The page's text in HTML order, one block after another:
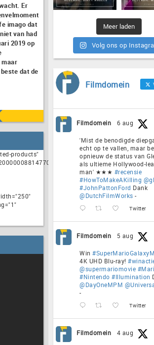
Er
imago dat
van had
2019 op
dat de
products"
Meer laden
Volg ons op
Filmdomein
Filmdomein 6 aug
'Mist de benodigde
echt op te vallen, maar
opnieuw de status van
als ultieme Hollywood-
man' ★★★ #recensie
#HowToMakeAKilling
#JohnPattonFord Dank
@DutchFilmWorks -
Twitter
Filmdomein 5 aug
Win
4K UHD Blu-ray!
@supermariomovie
#Nintendo #Illumination
@DayOneMPM
-
Twitter
Filmdomein 4 aug